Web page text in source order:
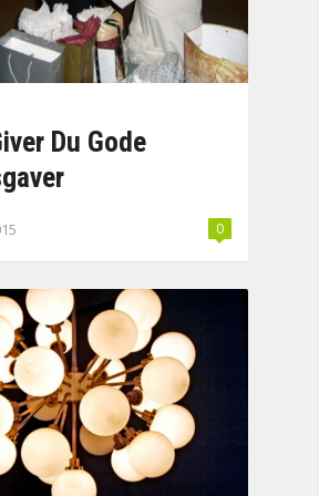
Du Gode
0